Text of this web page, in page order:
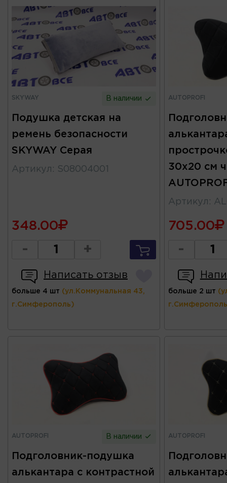
SKYWAY В наличии
Подушка детская на
ремень безопасности
SKYWAY Серая
Артикул : S08004001
348.00
- +
Написать отзыв
больше 4 шт (ул.Коммунальная 43,
г.Симферополь)
AUTOPROFI
30х20 см
Артикул :
705.00
-
больше 2 шт
AUTOPROFI В наличии
Подголовник-подушка
алькантара с контрастной
AUTOPROFI